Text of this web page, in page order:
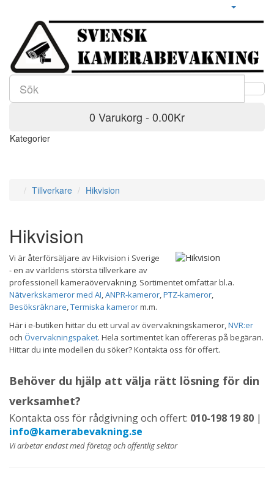
0 Varukorg - 0.00Kr
Kategorier
Tillverkare Hikvision
Hikvision
Vi är återförsäljare av Hikvision i Sverige
- en av världens största tillverkare av
professionell kameraövervakning. Sortimentet omfattar bl.a.
Nätverkskameror med AI,ANPR-kameror,PTZ-kameror,
Besöksräknare,Termiska kamerorm.m.
Här i e-butiken hittar du ett urval av övervakningskameror,NVR:er
och Övervakningspaket. Hela sortimentet kan offereras på begäran.
Hittar du inte modellen du söker? Kontakta oss för offert.
Behöver du hjälp att välja rätt lösning för din
verksamhet?
Kontakta oss för rådgivning och offert: 010-198 19 80 |
info@kamerabevakning.se
Vi arbetar endast med företag och offentlig sektor